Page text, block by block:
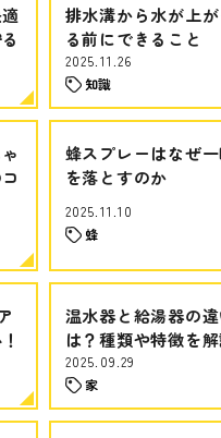
排水溝から水が上が
る前にできること
2025.11.26
知識
蜂スプレーはなぜ
を落とすのか
2025.11.10
蜂
温水器と給湯器の違
は？種類や特徴を
2025.09.29
家